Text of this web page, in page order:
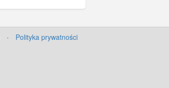
· Polityka prywatności